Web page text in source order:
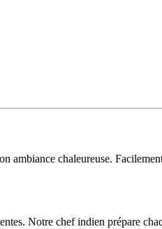
ambiance chaleureuse.
Notre chef indien prépare